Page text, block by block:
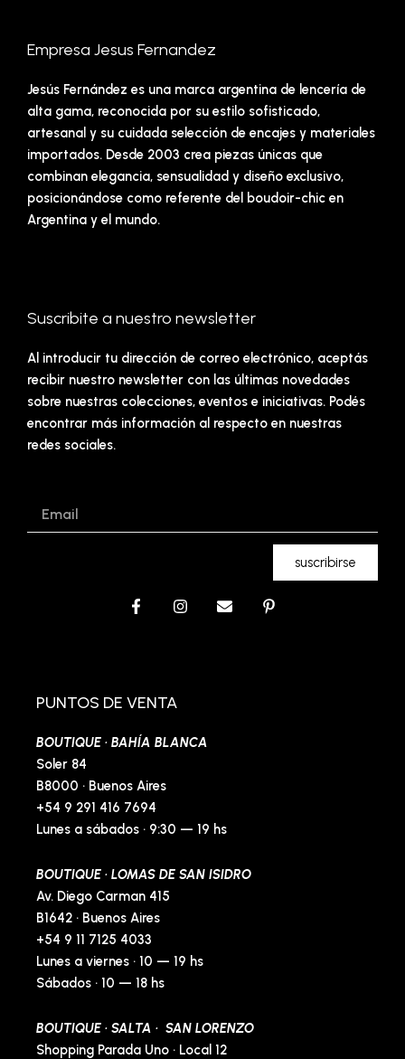
Empresa Jesus Fernandez
Jesús Fernández es una marca argentina de lencería de
alta gama, reconocida por su estilo sofisticado,
artesanal y su cuidada selección de encajes y materiales
importados. Desde 2003 crea piezas únicas que
combinan elegancia, sensualidad y diseño exclusivo,
posicionándose como referente del boudoir-chic en
Argentina y el mundo.
Suscribite a nuestro newsletter
Al introducir tu dirección de correo electrónico, aceptás
recibir nuestro newsletter con las últimas novedades
sobre nuestras colecciones, eventos e iniciativas. Podés
encontrar más información al respecto en nuestras
redes sociales.
suscribirse
F
o
k
f
I
E
P
PUNTOS DE VENTA
BOUTIQUE · BAHÍA BLANCA
Soler 84
B8000 · Buenos Aires
+54 9 291 416 7694
Lunes a sábados · 9:30 — 19 hs
BOUTIQUE · LOMAS DE SAN ISIDRO
Av. Diego Carman 415
B1642 · Buenos Aires
+54 9 11 7125 4033
Lunes a viernes · 10 — 19 hs
Sábados · 10 — 18 hs
BOUTIQUE · SALTA · SAN LORENZO
Shopping Parada Uno · Local 12